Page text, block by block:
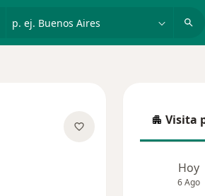
Visita
Visita
Hoy
6 Ago